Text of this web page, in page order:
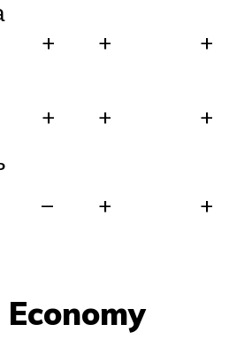
+ + +
+ +
+
– + +